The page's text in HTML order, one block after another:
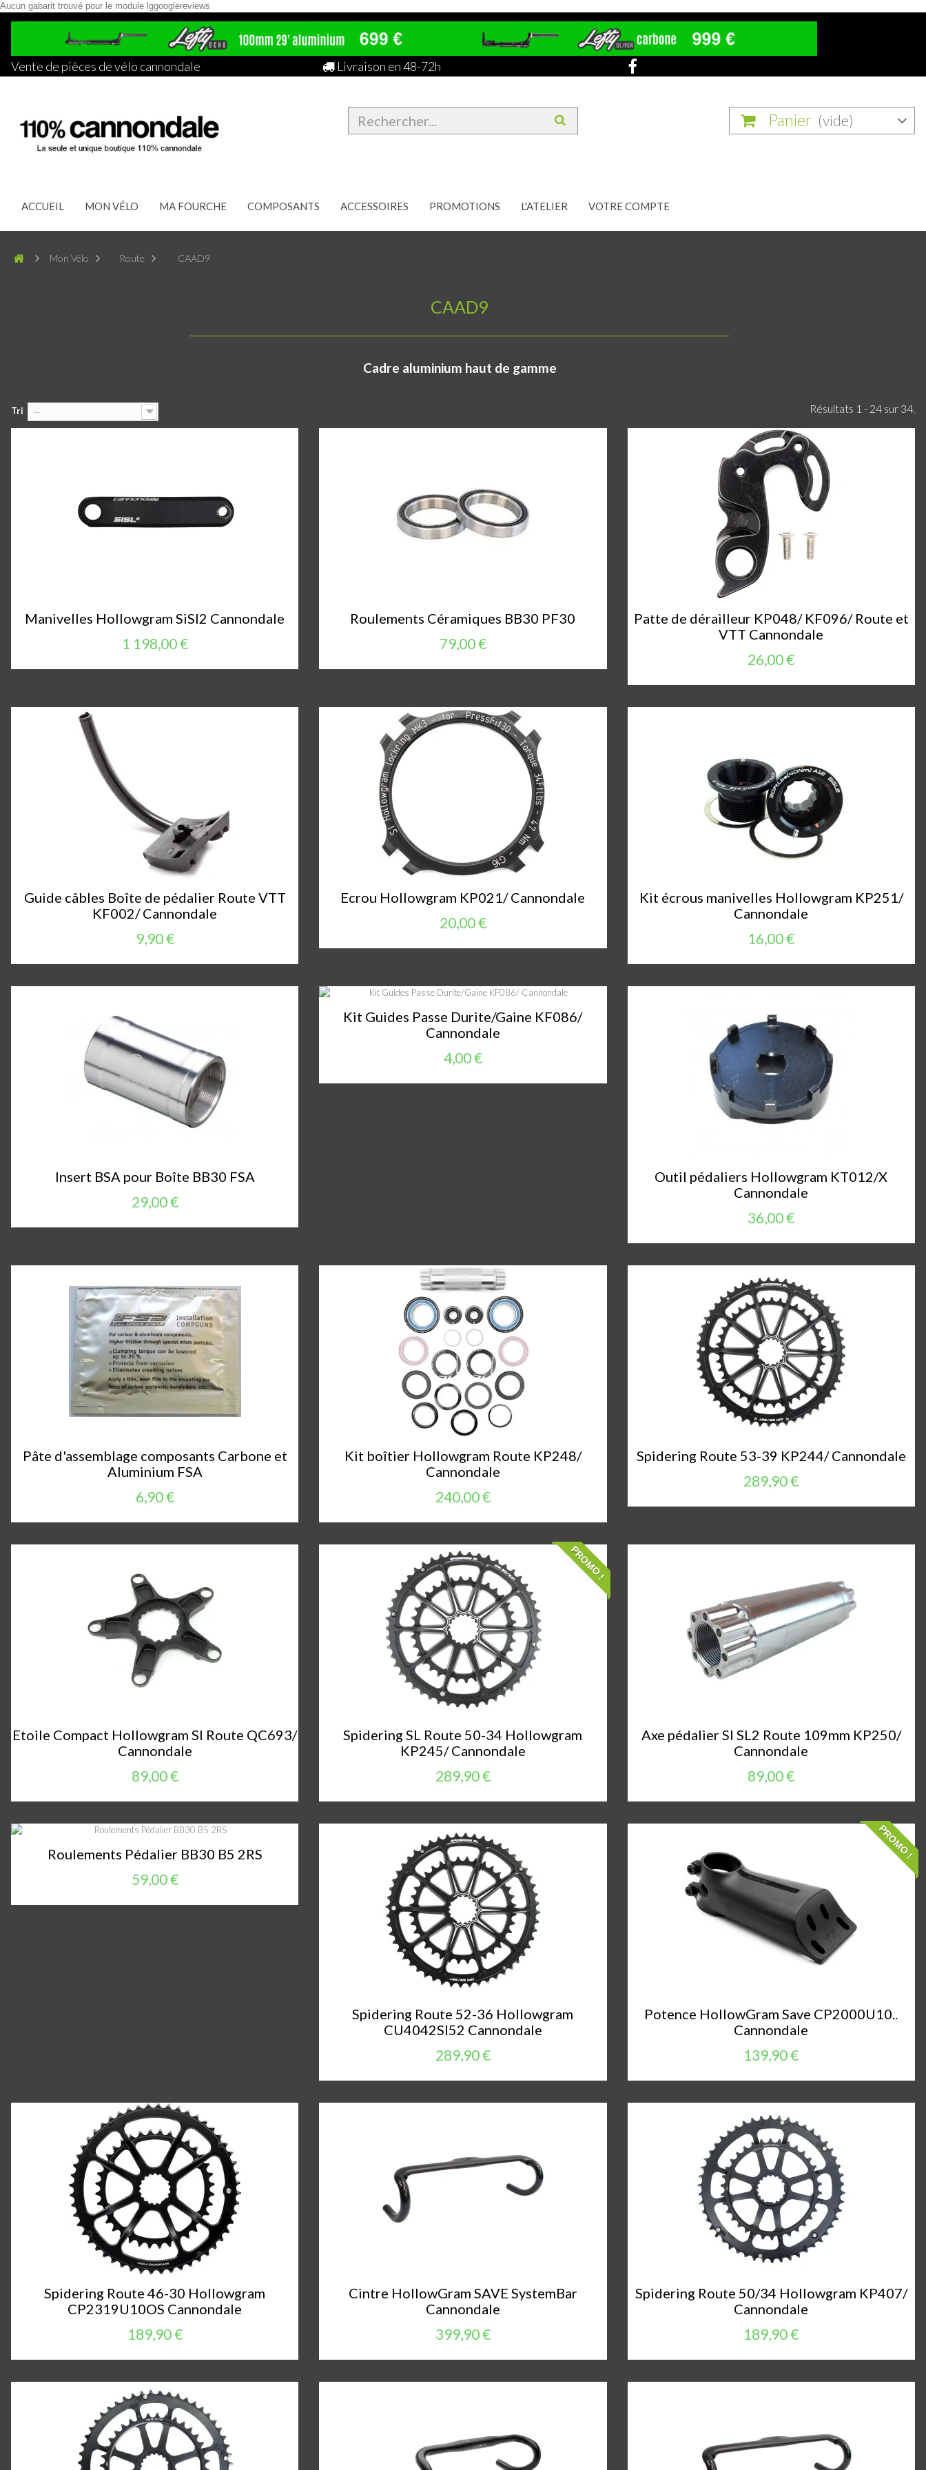
Aucun gabarit trouvé pour le module lggooglereviews
Vente de pièces de vélo cannondale Livraison en 48-72h
Panier (vide)
ACCUEIL MON VÉLO MA FOURCHE COMPOSANTS ACCESSOIRES PROMOTIONS L'ATELIER VOTRE COMPTE
Mon Vélo Route CAAD9
CAAD9
Cadre aluminium haut de gamme
Tri -- Résultats 1 - 24 sur 34.
Manivelles Hollowgram SiSl2 Cannondale
1 198,00 €
Roulements Céramiques BB30 PF30
79,00 €
Patte de dérailleur KP048/ KF096/ Route et
VTT Cannondale
26,00 €
Guide câbles Boîte de pédalier Route VTT
KF002/ Cannondale
9,90 €
Ecrou Hollowgram KP021/ Cannondale
20,00 €
Kit écrous manivelles Hollowgram KP251/
Cannondale
16,00 €
Insert BSA pour Boîte BB30 FSA
29,00 €
Kit Guides Passe Durite/Gaine KF086/
Cannondale
4,00 €
Outil pédaliers Hollowgram KT012/X
Cannondale
36,00 €
Pâte d'assemblage composants Carbone et
Aluminium FSA
6,90 €
Kit boîtier Hollowgram Route KP248/
Cannondale
240,00 €
Spidering Route 53-39 KP244/ Cannondale
289,90 €
Etoile Compact Hollowgram SI Route QC693/
Cannondale
89,00 €
PROMO !
Spidering SL Route 50-34 Hollowgram
KP245/ Cannondale
289,90 €
Axe pédalier SI SL2 Route 109mm KP250/
Cannondale
89,00 €
Roulements Pédalier BB30 B5 2RS
59,00 €
Spidering Route 52-36 Hollowgram
CU4042SI52 Cannondale
289,90 €
PROMO !
Potence HollowGram Save CP2000U10..
Cannondale
139,90 €
Spidering Route 46-30 Hollowgram
CP2319U10OS Cannondale
189,90 €
Cintre HollowGram SAVE SystemBar
Cannondale
399,90 €
Spidering Route 50/34 Hollowgram KP407/
Cannondale
189,90 €